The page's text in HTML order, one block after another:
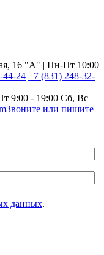
16 "А" | Пн-Пт 10:00
44-24 +7 (831) 248-32-
9:00 - 19:00 Сб, Вс
Звоните или пишите
данных.